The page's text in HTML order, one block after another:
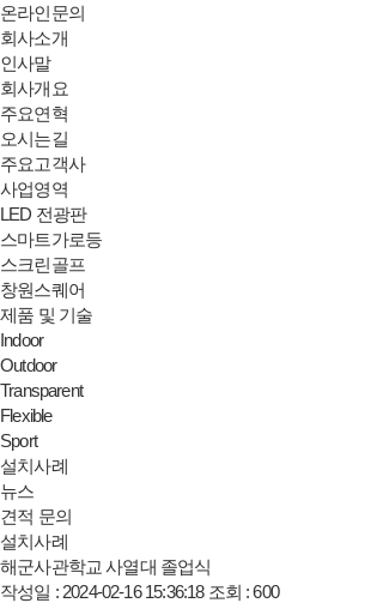
온라인문의
회사소개
인사말
회사개요
주요연혁
오시는길
주요고객사
사업영역
LED 전광판
스마트가로등
스크린골프
창원스퀘어
제품 및 기술
Indoor
Outdoor
Transparent
Flexible
Sport
설치사례
뉴스
견적 문의
설치사례
해군사관학교 사열대 졸업식
작성일 : 2024-02-16 15:36:18 조회 : 600